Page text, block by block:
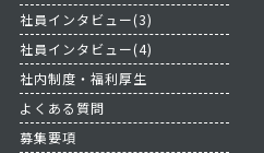
社員インタビュー(3)
社員インタビュー(4)
社内制度・福利厚生
よくある質問
募集要項